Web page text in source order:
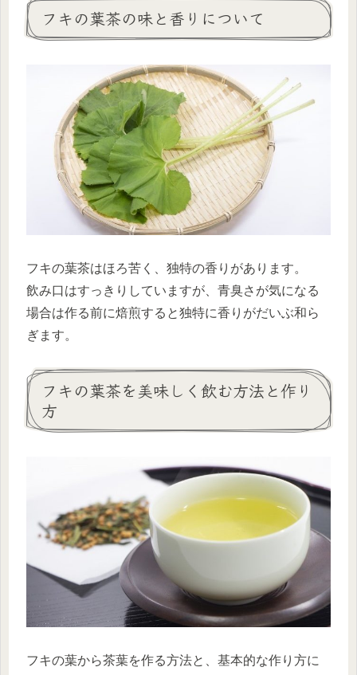
フキの葉茶の味と香りについて
フキの葉茶はほろ苦く、独特の香りがあります。
飲み口はすっきりしていますが、青臭さが気になる
場合は作る前に焙煎すると独特に香りがだいぶ和ら
ぎます。
フキの葉茶を美味しく飲む方法と作り
方
フキの葉から茶葉を作る方法と、基本的な作り方に